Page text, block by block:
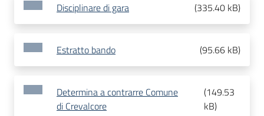
Disciplinare di gara (335.40 kB)
Estratto bando (95.66 kB)
Determina a contrarre Comune
di Crevalcore
(149.53
kB)